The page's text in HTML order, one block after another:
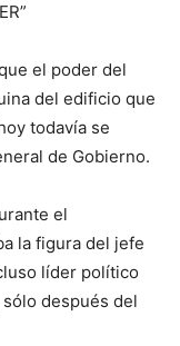
el poder del
del edificio que
todavía se
de Gobierno.
el
la figura del jefe
líder político
después del